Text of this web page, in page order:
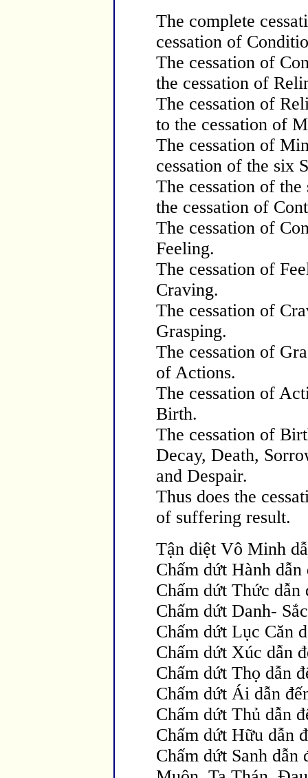
The complete
cessation of
The cessation of
the cessation of
The cessation of
to the cessation of
The cessation of
cessation of the six
The cessation of the
the cessation of
The cessation of
Feeling.
The cessation of
Craving.
The cessation of
Grasping.
The cessation of
of Actions.
The cessation of
Birth.
The cessation of
Decay, Death,
and Despair.
Thus does the
of suffering result.
Tận diệt Vô Minh
Chấm dứt Hành dẫn
Chấm dứt Thức dẫn
Chấm dứt Danh-
Chấm dứt Lục Căn
Chấm dứt Xúc dẫn
Chấm dứt Thọ dẫn
Chấm dứt Ái dẫn
Chấm dứt Thủ dẫn
Chấm dứt Hữu dẫn
Chấm dứt Sanh dẫn